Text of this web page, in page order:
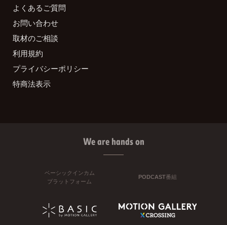
よくあるご質問
お問い合わせ
取材のご相談
利用規約
プライバシーポリシー
特商法表示
We are hands on
ベーシックインカム
プラットフォーム
PODCAST番組